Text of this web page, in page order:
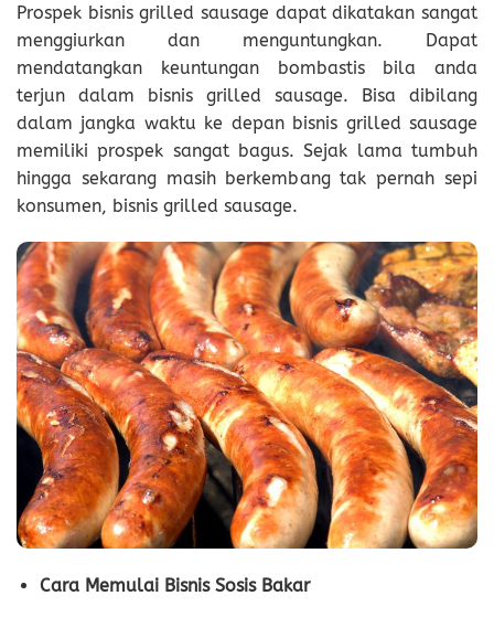
Prospek bisnis grilled sausage dapat dikatakan sangat
menggiurkan dan menguntungkan. Dapat
mendatangkan keuntungan bombastis bila anda
terjun dalam bisnis grilled sausage. Bisa dibilang
dalam jangka waktu ke depan bisnis grilled sausage
memiliki prospek sangat bagus. Sejak lama tumbuh
hingga sekarang masih berkembang tak pernah sepi
konsumen, bisnis grilled sausage.
Cara Memulai Bisnis Sosis Bakar